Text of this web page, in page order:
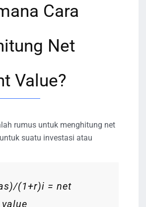
Cara
Net
Value?
rumus untuk menghitung net
suatu investasi atau
(1+r)i = net